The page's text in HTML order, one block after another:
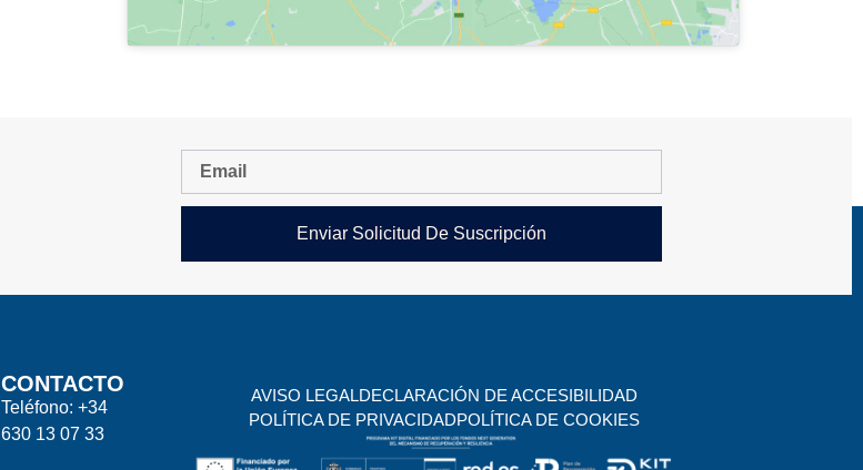
Enviar Solicitud De Suscripción
CONTACTO
Teléfono: +34
630 13 07 33
AVISO LEGALDECLARACIÓN DE ACCESIBILIDAD
POLÍTICA DE PRIVACIDADPOLÍTICA DE COOKIES